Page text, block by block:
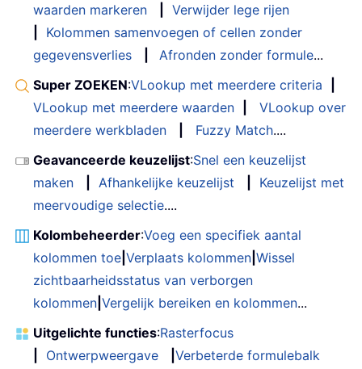
waarden markeren
Verwijder lege rijen
Kolommen samenvoegen of cellen zonder
gegevensverlies
Afronden zonder formule...
Super ZOEKEN:VLookup met meerdere criteria
VLookup met meerdere waarden
VLookup over
meerdere werkbladen
Fuzzy Match....
Geavanceerde keuzelijst:Snel een keuzelijst
maken
Afhankelijke keuzelijst
Keuzelijst met
meervoudige selectie....
Kolombeheerder:Voeg een specifiek aantal
kolommen toe Verplaats kolommen Wissel
zichtbaarheidsstatus van verborgen
kolommen Vergelijk bereiken en kolommen...
Uitgelichte functies:Rasterfocus
Ontwerpweergave
Verbeterde formulebalk